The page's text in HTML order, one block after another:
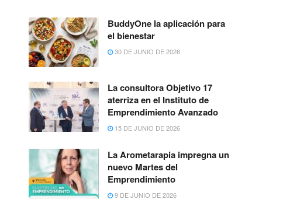
BuddyOne la aplicación para
el bienestar
30 DE JUNIO DE 2026
La consultora Objetivo 17
aterriza en el Instituto de
Emprendimiento Avanzado
15 DE JUNIO DE 2026
La Arometarapia impregna un
nuevo Martes del
Emprendimiento
9 DE JUNIO DE 2026